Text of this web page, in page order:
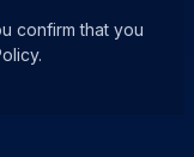
confirm that you